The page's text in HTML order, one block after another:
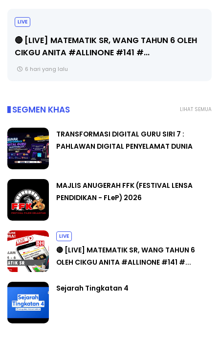
Sejarah Tingkatan 4
6 hari yang lalu
LIHAT SEMUA
SEGMEN KHAS
TRANSFORMASI DIGITAL GURU SIRI 7 :
PAHLAWAN DIGITAL PENYELAMAT DUNIA
MAJLIS ANUGERAH FFK (FESTIVAL LENSA
PENDIDIKAN - FLeP) 2026
LIVE
🔴 [LIVE] MATEMATIK SR, WANG TAHUN 6
OLEH CIKGU ANITA #ALLINONE #141 #...
Sejarah Tingkatan 4